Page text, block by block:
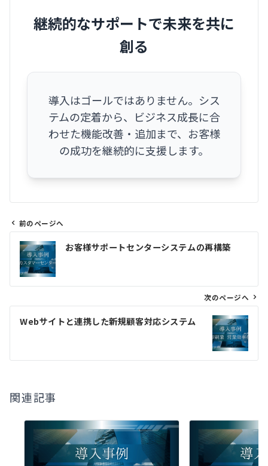
継続的なサポートで未来を共に
創る
導入はゴールではありません。シス
テムの定着から、ビジネス成長に合
わせた機能改善・追加まで、お客様
の成功を継続的に支援します。
ー
前のページへ
お客様サポートセンターシステムの再構築
次のページへ
Webサイトと連携した新規顧客対応システム
関連記事